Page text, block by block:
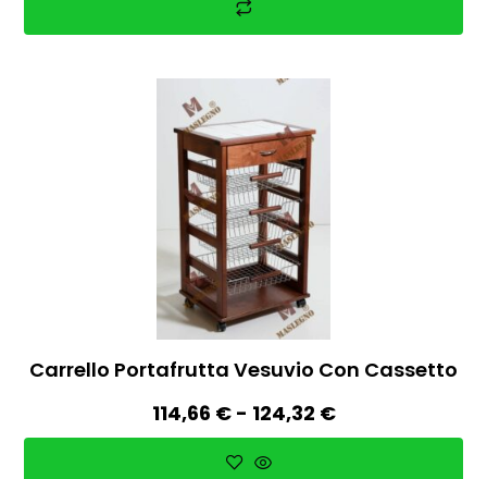
Carrello Portafrutta Vesuvio Con Cassetto
114,66 € - 124,32 €